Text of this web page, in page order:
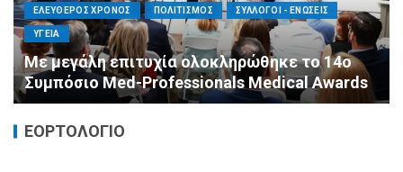
ΕΛΕΥΘΕΡΟΣ ΧΡΟΝΟΣ ΟΙΚΟΝΟΜΙΑ ΥΓΕΙΑ
Καταστροφικές δαπάνες υγείας και η
αντιμετώπισή τους
ΕΟΡΤΟΛΟΓΙΟ